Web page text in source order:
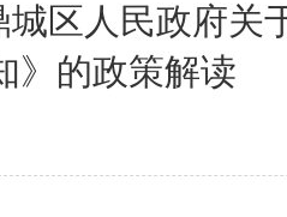
区人民政府关
》的政策解读